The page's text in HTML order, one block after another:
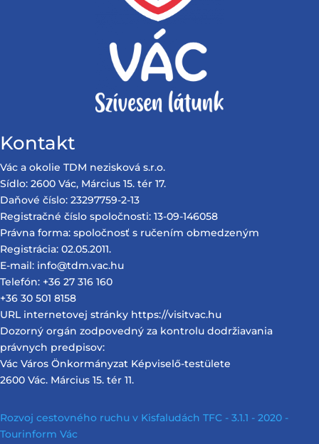
Kontakt
Vác a okolie TDM nezisková s.r.o.
Sídlo: 2600 Vác, Március 15. tér 17.
Daňové číslo: 23297759-2-13
Registračné číslo spoločnosti: 13-09-146058
Právna forma: spoločnosť s ručením obmedzeným
Registrácia: 02.05.2011.
E-mail: info@tdm.vac.hu
Telefón: +36 27 316 160
+36 30 501 8158
URL internetovej stránky https://visitvac.hu
Dozorný orgán zodpovedný za kontrolu dodržiavania
právnych predpisov:
Vác Város Önkormányzat Képviselő-testülete
2600 Vác. Március 15. tér 11.
Rozvoj cestovného ruchu v Kisfaludách TFC - 3.1.1 - 2020 -
Tourinform Vác